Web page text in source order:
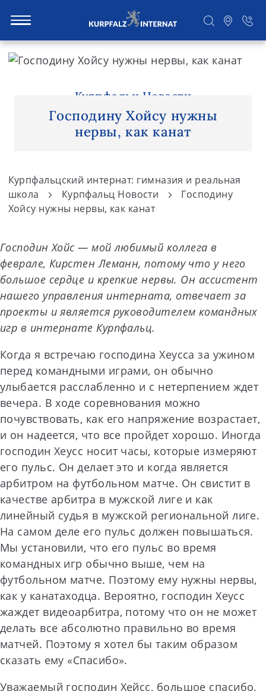
S
t
Курпфальц Новости
Господину Хойсу нужны
нервы, как канат
Курпфальцский интернат: гимназия и реальная
школа
Курпфальц Новости
Господину
Хойсу нужны нервы, как канат
Господин Хойс — мой любимый коллега в
феврале, Кирстен Леманн, потому что у него
большое сердце и крепкие нервы. Он ассистент
нашего управления интерната, отвечает за
проекты и является руководителем командных
игр в интернате Курпфальц.
Когда я встречаю господина Хеусса за ужином
перед командными играми, он обычно
улыбается расслабленно и с нетерпением ждет
вечера. В ходе соревнования можно
почувствовать, как его напряжение возрастает,
и он надеется, что все пройдет хорошо. Иногда
господин Хеусс носит часы, которые измеряют
его пульс. Он делает это и когда является
арбитром на футбольном матче. Он свистит в
качестве арбитра в мужской лиге и как
линейный судья в мужской региональной лиге.
На самом деле его пульс должен повышаться.
Мы установили, что его пульс во время
командных игр обычно выше, чем на
футбольном матче. Поэтому ему нужны нервы,
как у канатаходца. Вероятно, господин Хеусс
жаждет видеоарбитра, потому что он не может
делать все абсолютно правильно во время
матчей. Поэтому я хотел бы таким образом
сказать ему «Спасибо».
Уважаемый господин Хейсс, большое спасибо,